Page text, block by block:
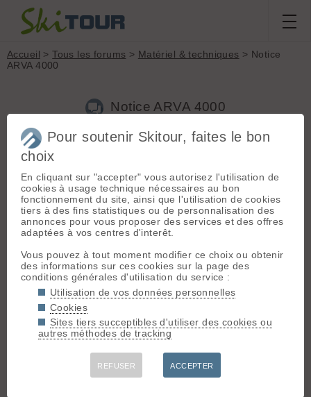
Accueil >Tous les forums > Matériel & techniques > Notice
ARVA 4000
Notice ARVA 4000
Nouveau sujet
D
Djilali[2posts] - Le 02/02/2021 23:00
Bonjour,
Je cherche une copie d'ARVA 4000, car une amie m'a donné
le sien qui semble n'avoir pas beaucoup servi, car elle a
notice.
Je voudrais bien vérifier son fonctionnement et pourquoi pas
l'utiliser en émission s'il est compatible avec les systèmes
plus actuels.
Meilleures salutations.
Pour soutenir Skitour, faites le bon
choix
En cliquant sur "accepter" vous autorisez l'utilisation de
cookies à usage technique nécessaires au bon
fonctionnement du site, ainsi que l'utilisation de cookies
tiers à des fins statistiques ou de personnalisation des
annonces pour vous proposer des services et des offres
adaptées à vos centres d'interêt.
Vous pouvez à tout moment modifier ce choix ou obtenir
des informations sur ces cookies sur la page des
conditions générales d'utilisation du service :
Utilisation de vos données personnelles
Cookies
Sites tiers succeptibles d'utiliser des cookies ou
autres méthodes de tracking
REFUSER ACCEPTER